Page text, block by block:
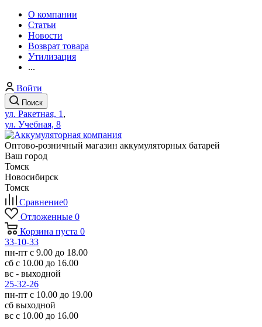
О компании
Статьи
Новости
Возврат товара
Утилизация
...
Войти
Поиск
ул. Ракетная, 1 ,
ул. Учебная, 8
Оптово-розничный магазин аккумуляторных батарей
Ваш город
Томск
Новосибирск
Томск
Сравнение0
Отложенные 0
Корзина пуста 0
33-10-33
пн-пт с 9.00 до 18.00
сб с 10.00 до 16.00
вс - выходной
25-32-26
пн-пт с 10.00 до 19.00
сб выходной
вс с 10.00 до 16.00